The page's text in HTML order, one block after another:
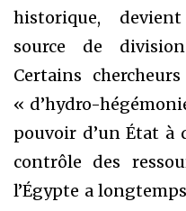
historique,
source de
Certains
« d’hydro-
pouvoir d’un État à
contrôle des
l’Égypte a